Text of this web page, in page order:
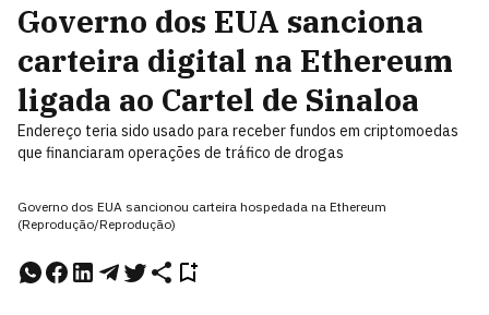
Governo dos EUA sanciona
carteira digital na Ethereum
ligada ao Cartel de Sinaloa
Endereço teria sido usado para receber fundos em criptomoedas
que financiaram operações de tráfico de drogas
Governo dos EUA sancionou carteira hospedada na Ethereum
(Reprodução/Reprodução)